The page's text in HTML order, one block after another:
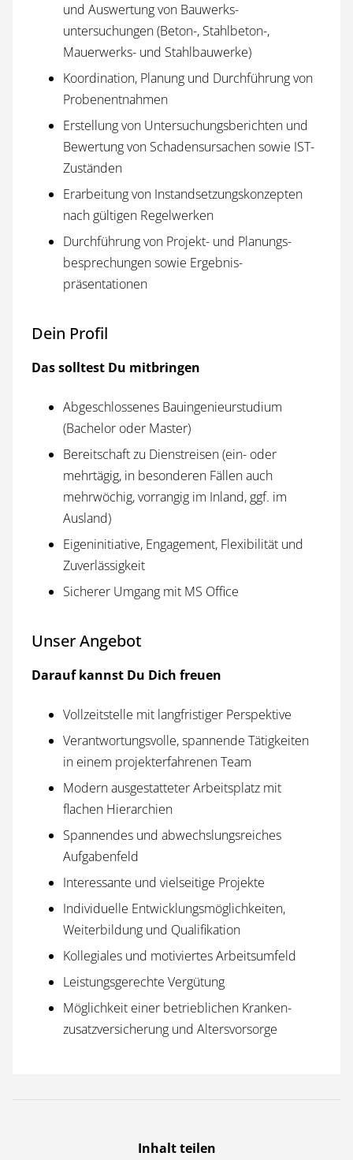
und Auswertung von Bauwerks­
untersuchungen (Beton-, Stahlbeton-,
Mauerwerks- und Stahl­bauwerke)
Koordination, Planung und Durchführung von
Proben­entnahmen
Erstellung von Untersuchungs­berichten und
Bewertung von Schadens­ursachen sowie IST-
Zuständen
Erarbeitung von Instandsetzungs­konzepten
nach gültigen Regel­werken
Durchführung von Projekt- und Planungs­
besprechungen sowie Ergebnis­
präsentationen
Dein Profil
Das solltest Du mitbringen
Abgeschlossenes Bauingenieur­studium
(Bachelor oder Master)
Bereitschaft zu Dienst­reisen (ein- oder
mehrtägig, in besonderen Fällen auch
mehrwöchig, vorrangig im Inland, ggf. im
Ausland)
Eigen­initiative, Engagement, Flexibilität und
Zuverlässig­keit
Sicherer Umgang mit MS Office
Unser Angebot
Darauf kannst Du Dich freuen
Vollzeit­stelle mit lang­fristiger Perspektive
Verantwortungs­volle, spannende Tätigkeiten
in einem projekt­erfahrenen Team
Modern ausgestatteter Arbeits­platz mit
flachen Hierarchien
Spannendes und abwechslungs­reiches
Aufgaben­feld
Interessante und vielseitige Projekte
Individuelle Entwicklungs­möglichkeiten,
Weiterbildung und Qualifikation
Kollegiales und motiviertes Arbeits­umfeld
Leistungs­gerechte Vergütung
Möglichkeit einer betrieblichen Kranken­
zusatzversicherung und Alters­vorsorge
Inhalt teilen